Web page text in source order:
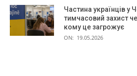
Частина українців у
тимчасовий захист
кому це загрожує
ON: 19.05.2026